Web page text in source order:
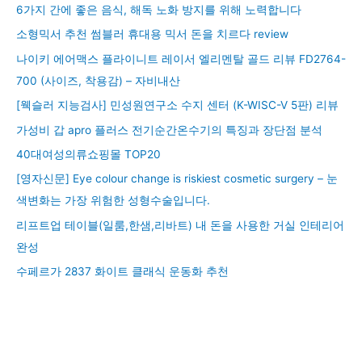
6가지 간에 좋은 음식, 해독 노화 방지를 위해 노력합니다
소형믹서 추천 썸블러 휴대용 믹서 돈을 치르다 review
나이키 에어맥스 플라이니트 레이서 엘리멘탈 골드 리뷰 FD2764-
700 (사이즈, 착용감) – 자비내산
[웩슬러 지능검사] 민성원연구소 수지 센터 (K-WISC-V 5판) 리뷰
가성비 갑 apro 플러스 전기순간온수기의 특징과 장단점 분석
40대여성의류쇼핑몰 TOP20
[영자신문] Eye colour change is riskiest cosmetic surgery – 눈
색변화는 가장 위험한 성형수술입니다.
리프트업 테이블(일룸,한샘,리바트) 내 돈을 사용한 거실 인테리어
완성
수페르가 2837 화이트 클래식 운동화 추천